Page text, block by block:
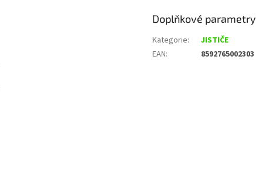
Doplňkové parametry
Kategorie:
JISTIČE
EAN: 8592765002303